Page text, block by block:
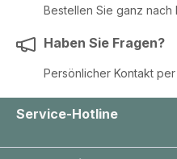
Bestellen Sie ganz nach
Haben Sie Fragen?
Persönlicher Kontakt
Service-Hotline